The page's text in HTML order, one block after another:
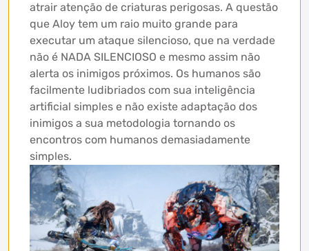
atrair atenção de criaturas perigosas. A questão
que Aloy tem um raio muito grande para
executar um ataque silencioso, que na verdade
não é NADA SILENCIOSO e mesmo assim não
alerta os inimigos próximos. Os humanos são
facilmente ludibriados com sua inteligência
artificial simples e não existe adaptação dos
inimigos a sua metodologia tornando os
encontros com humanos demasiadamente
simples.